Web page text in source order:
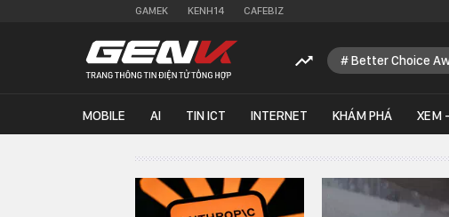
GAMEK KENH14 CAFEBIZ
Better Choice
MOBILE AI TIN ICT INTERNET KHÁM PHÁ XEM